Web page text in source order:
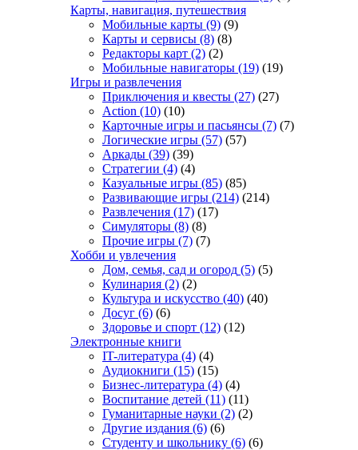
Карты, навигация, путешествия
Мобильные карты (9) (9)
Карты и сервисы (8) (8)
Редакторы карт (2) (2)
Мобильные навигаторы (19) (19)
Игры и развлечения
Приключения и квесты (27) (27)
Action (10) (10)
Карточные игры и пасьянсы (7) (7)
Логические игры (57) (57)
Аркады (39) (39)
Стратегии (4) (4)
Казуальные игры (85) (85)
Развивающие игры (214) (214)
Развлечения (17) (17)
Симуляторы (8) (8)
Прочие игры (7) (7)
Хобби и увлечения
Дом, семья, сад и огород (5) (5)
Кулинария (2) (2)
Культура и искусство (40) (40)
Досуг (6) (6)
Здоровье и спорт (12) (12)
Электронные книги
IT-литература (4) (4)
Аудиокниги (15) (15)
Бизнес-литература (4) (4)
Воспитание детей (11) (11)
Гуманитарные науки (2) (2)
Другие издания (6) (6)
Студенту и школьнику (6) (6)